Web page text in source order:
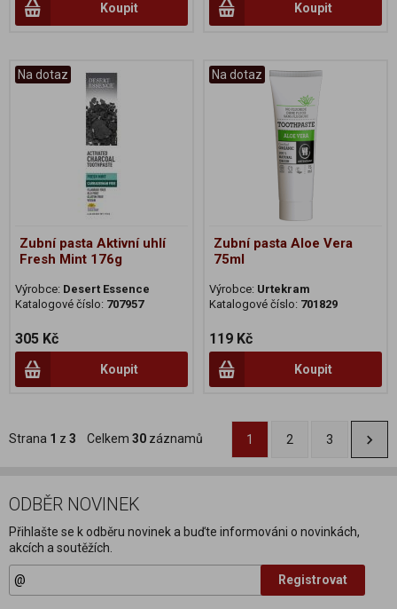
Koupit Koupit
Na dotaz
Zubní pasta Aktivní uhlí
Fresh Mint 176g
Výrobce: Desert Essence
Katalogové číslo: 707957
305 Kč
Koupit
Na dotaz
Zubní pasta Aloe Vera
75ml
Výrobce: Urtekram
Katalogové číslo: 701829
119 Kč
Koupit
Strana 1 z 3 Celkem 30 záznamů 1 2 3
ODBĚR NOVINEK
Přihlašte se k odběru novinek a buďte informováni o novinkách,
akcích a soutěžích.
Registrovat